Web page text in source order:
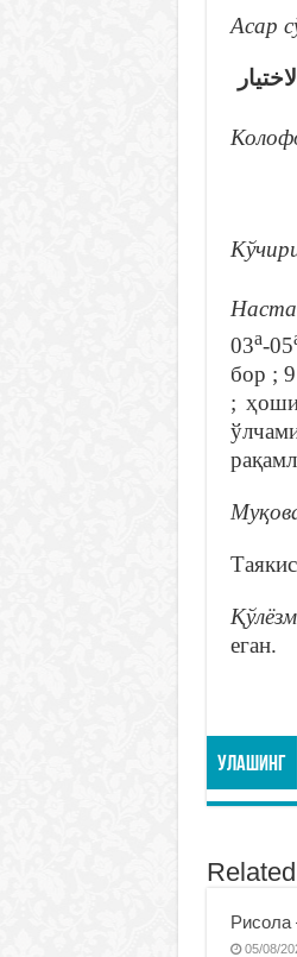
Асар
03а-05
бор ;
;
еган.
Улашинг
05/08/